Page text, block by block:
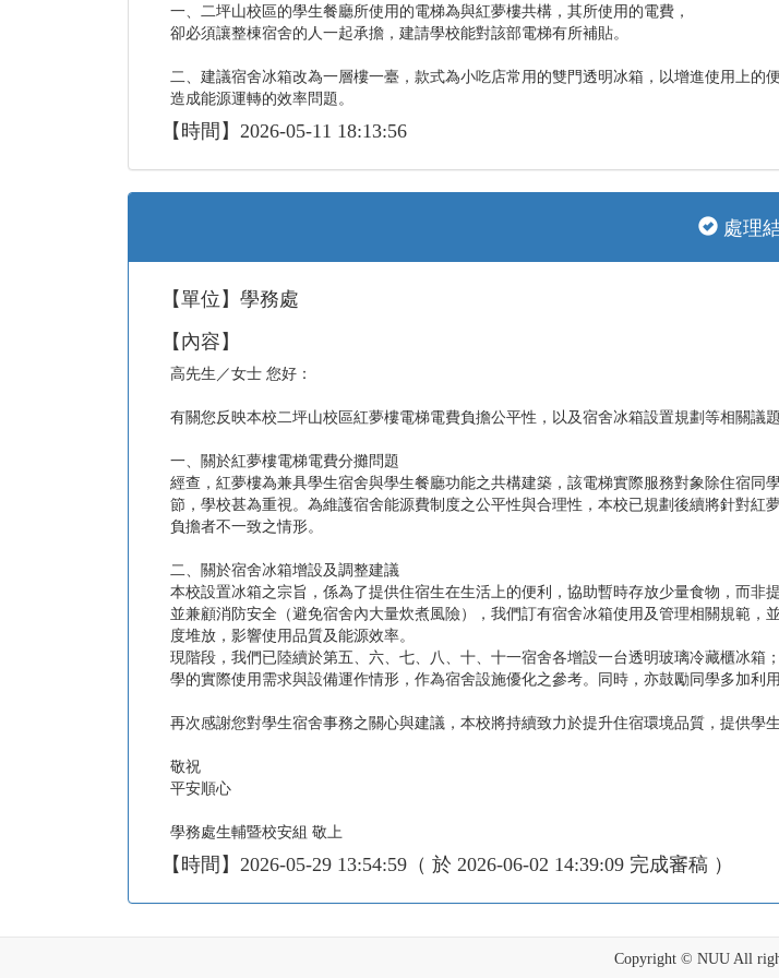
一、二坪山校區的學生餐廳所使用的電梯為與紅夢樓共構，其所使用的電費，
卻必須讓整棟宿舍的人一起承擔，建請學校能對該部電梯有所補貼。
二、建議宿舍冰箱改為一層樓一臺，款式為小吃店常用的雙門透明冰箱，以增進使用上的
造成能源運轉的效率問題。
【時間】2026-05-11 18:13:56
處理
【單位】學務處
【內容】
高先生／女士 您好：
有關您反映本校二坪山校區紅夢樓電梯電費負擔公平性，以及宿舍冰箱設置規劃等相關議
一、關於紅夢樓電梯電費分攤問題
經查，紅夢樓為兼具學生宿舍與學生餐廳功能之共構建築，該電梯實際服務對象除住宿
節，學校甚為重視。為維護宿舍能源費制度之公平性與合理性，本校已規劃後續將針對
負擔者不一致之情形。
二、關於宿舍冰箱增設及調整建議
本校設置冰箱之宗旨，係為了提供住宿生在生活上的便利，協助暫時存放少量食物，而
並兼顧消防安全（避免宿舍內大量炊煮風險），我們訂有宿舍冰箱使用及管理相關規範
度堆放，影響使用品質及能源效率。
現階段，我們已陸續於第五、六、七、八、十、十一宿舍各增設一台透明玻璃冷藏櫃冰
學的實際使用需求與設備運作情形，作為宿舍設施優化之參考。同時，亦鼓勵同學多加利
再次感謝您對學生宿舍事務之關心與建議，本校將持續致力於提升住宿環境品質，提供學
敬祝
平安順心
學務處生輔暨校安組 敬上
【時間】2026-05-29 13:54:59（ 於 2026-06-02 14:39:09 完成審稿 ）
Copyright © NUU All